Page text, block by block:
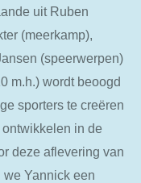
uit Ruben
(meerkamp),
(speerwerpen)
m.h.) wordt beoogd
sporters te creëren
in de
deze aflevering van
we Yannick een